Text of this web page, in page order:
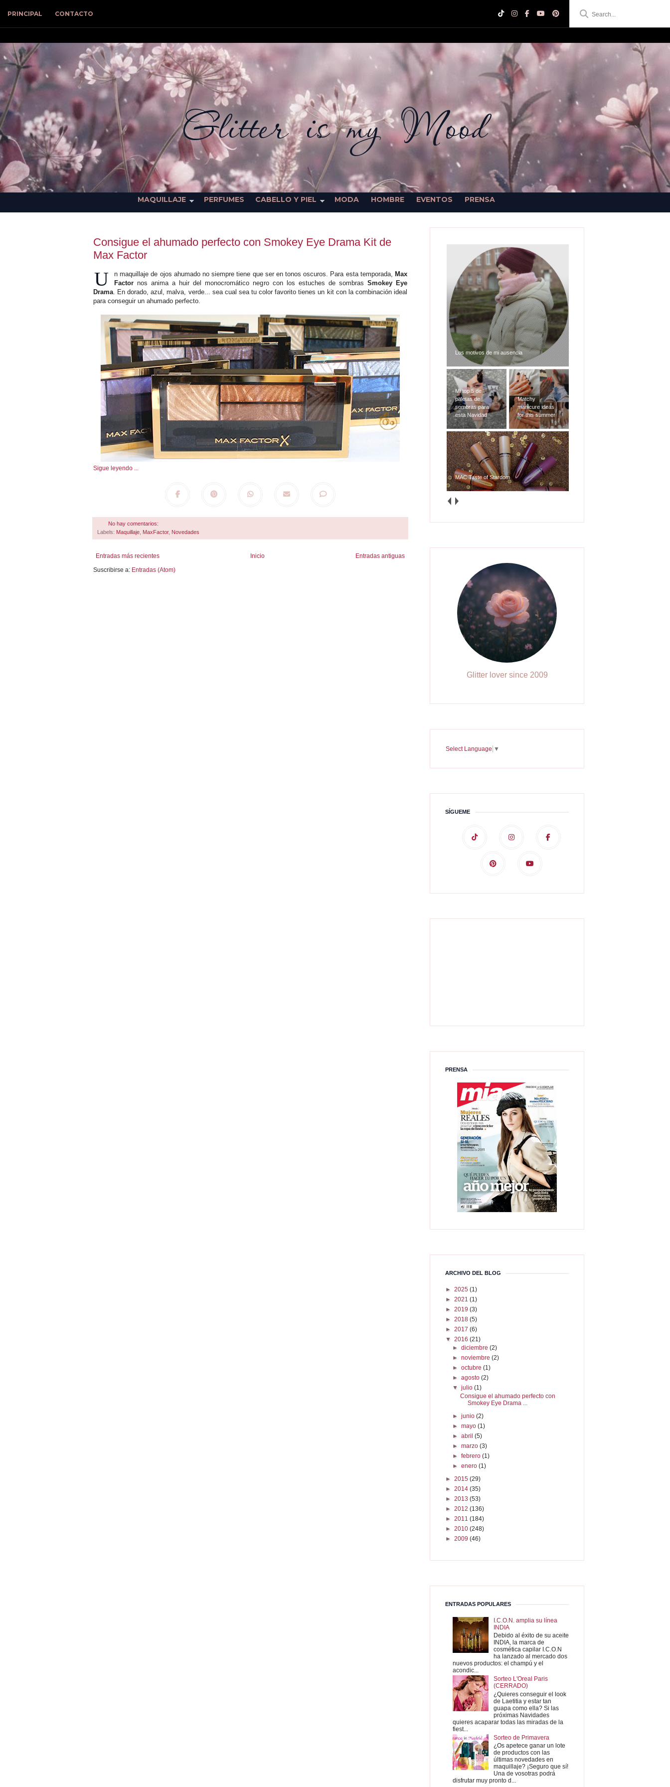
PRINCIPAL CONTACTO
Glitter is my Mood
MAQUILLAJE PERFUMES CABELLO Y PIEL MODA HOMBRE EVENTOS
PRENSA
Consigue el ahumado perfecto con Smokey Eye Drama Kit de
Max Factor
U n maquillaje de ojos ahumado no siempre tiene que ser en tonos oscuros. Para esta temporada, Max
Factor nos anima a huir del monocromático negro con los estuches de sombras Smokey Eye
Drama . En dorado, azul, malva, verde... sea cual sea tu color favorito tienes un kit con la combinación ideal
para conseguir un ahumado perfecto.
Sigue leyendo ...
No hay comentarios:
Labels: Maquillaje MaxFactor, Novedades
Entradas más recientes Entradas antiguas
Inicio
Suscribirse a: Entradas (Atom)
Los motivos de mi ausencia
Mi top 5 de
paletas de
sombras para
esta Navidad
Matchy
manicure ideas
for this summer
MAC Taste of Stardom
Glitter lover since 2009
Select Language ▼
SÍGUEME
PRENSA
ARCHIVO DEL BLOG
► 2025 (1)
► 2021 (1)
► 2019 (3)
► 2018 (5)
► 2017 (6)
▼ 2016 (21)
►diciembre(2)
►noviembre(2)
►octubre(1)
►agosto(2)
▼julio(1)
Consigue el ahumado perfecto con
Smokey Eye Drama ...
►junio(2)
►mayo(1)
►abril(5)
►marzo(3)
►febrero(1)
►enero(1)
► 2015 (29)
► 2014 (35)
► 2013 (53)
► 2012 (136)
► 2011 (184)
► 2010 (248)
► 2009 (46)
ENTRADAS POPULARES
I.C.O.N. amplia su línea
INDIA
Debido al éxito de su aceite
INDIA, la marca de
cosmética capilar I.C.O.N
ha lanzado al mercado dos
nuevos productos: el champú y el
acondic...
Sorteo L'Oreal Paris
(CERRADO)
¿Quieres conseguir el look
de Laetitia y estar tan
guapa como ella? Si las
próximas Navidades
quieres acaparar todas las miradas de la
fiest...
Sorteo de Primavera
¿Os apetece ganar un lote
de productos con las
últimas novedades en
maquillaje? ¡Seguro que sí!
Una de vosotras podrá
disfrutar muy pronto d...